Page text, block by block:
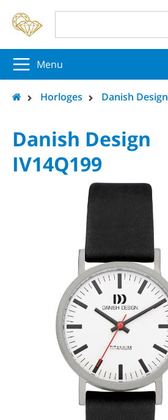
Menu
Horloges Danish Design
Danish Design
IV14Q199